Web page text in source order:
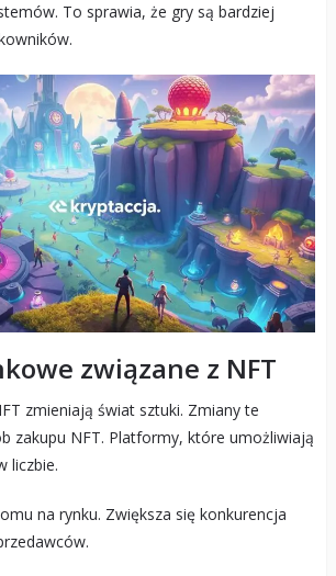
To sprawia, że gry są bardziej
związane z NFT
zmieniają świat sztuki. Zmiany te
zakupu NFT. Platformy, które umożliwiają
liczbie.
na rynku. Zwiększa się konkurencja